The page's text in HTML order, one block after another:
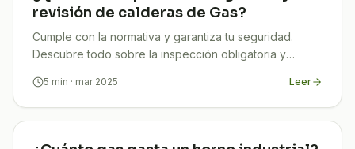
revisión de calderas de Gas?
Cumple con la normativa y garantiza tu seguridad.
Descubre todo sobre la inspección obligatoria y
5 min · mar 2025 Leer